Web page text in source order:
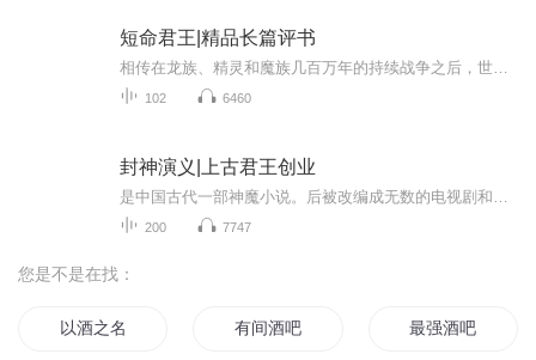
短命君王|精品长篇评书
102 6460
封神演义|上古君王创业
200 7747
您是不是在找：
以酒之名 有间酒吧 最强酒吧